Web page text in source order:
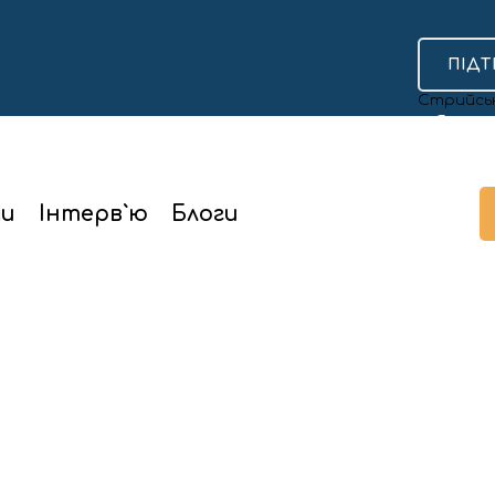
Інтерв`ю Блоги
культурної спадщини України
внесли до